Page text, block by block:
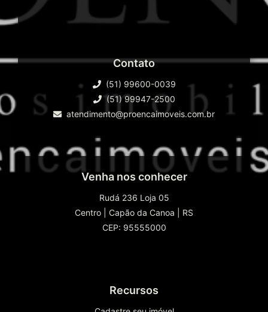
Contato
(51) 99600-0039
(51) 99947-2500
atendimento@proencaimoveis.com.br
Venha nos conhecer
Rudá 236 Loja 05
Centro
Capão da Canoa
RS
CEP: 95555000
Recursos